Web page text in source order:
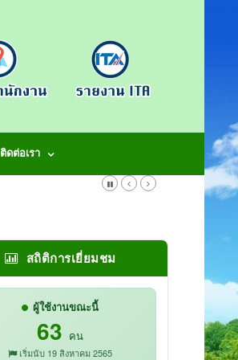
ติดต่อเรา
สถิติการเยี่ยมชม
ผู้ใช้งานขณะนี้
63 คน
เริ่มนับ 19 สิงหาคม 2565